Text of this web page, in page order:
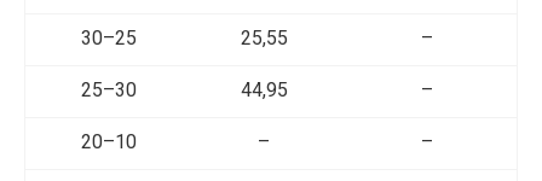
30–25 25,55 –
25–30 44,95 –
20–10 – –